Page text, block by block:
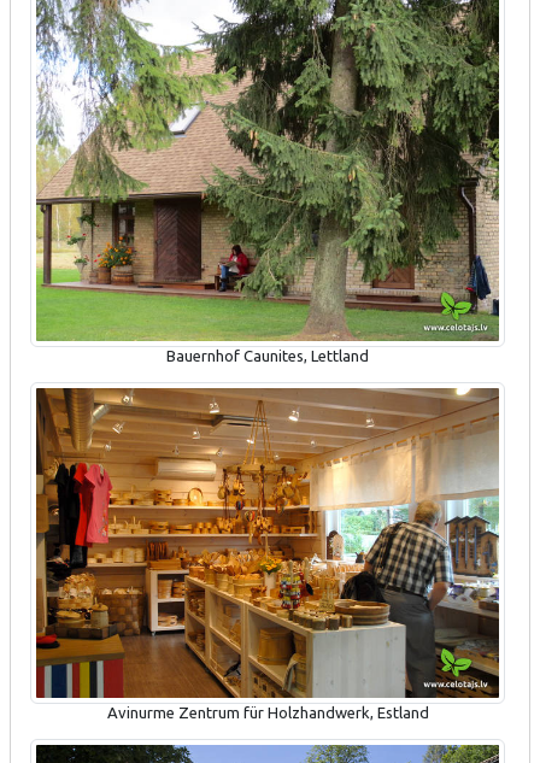
Bauernhof Caunites, Lettland
Avinurme Zentrum für Holzhandwerk, Estland